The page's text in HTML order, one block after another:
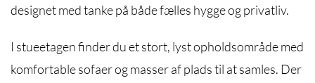
designet med tanke på både fælles hygge og privatliv.
I stueetagen finder du et stort, lyst opholdsområde med
komfortable sofaer og masser af plads til at samles. Der